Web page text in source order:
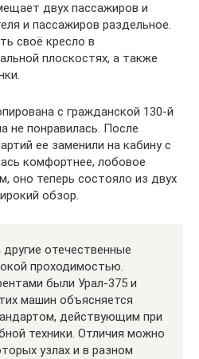
двух пассажиров и
и пассажиров раздельное.
своё кресло в
плоскостях, а также
с гражданской 130-й
не понравилась. После
ее заменили на кабину с
комфортнее, лобовое
оно теперь состояло из двух
обзор.
отечественные
проходимостью.
были Урал-375 и
машин объясняется
действующим при
техники. Отличия можно
узлах и в разном